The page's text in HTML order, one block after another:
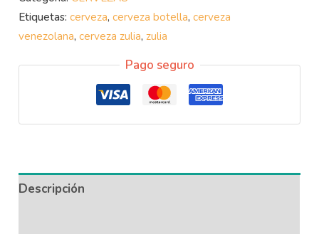
Etiquetas:cerveza,cerveza botella,cerveza
venezolana,cerveza zulia,zulia
Pago seguro
Descripción